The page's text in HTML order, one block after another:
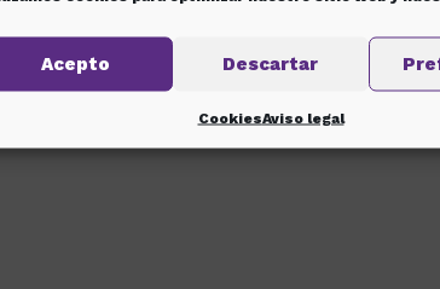
Acepto Descartar
CookiesAviso legal